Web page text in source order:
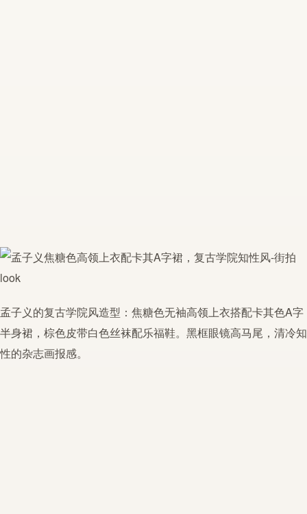
孟子义的复古学院风造型：焦糖色无袖高领上衣搭配卡其色A字
半身裙，棕色皮带白色丝袜配乐福鞋。黑框眼镜高马尾，清冷知
性的杂志画报感。